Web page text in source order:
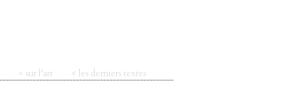
< sur l’art < les derniers textes